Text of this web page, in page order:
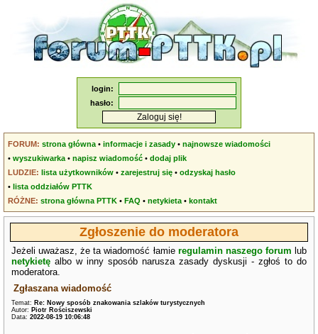
login:
hasło:
FORUM: strona główna •informacje i zasady •najnowsze wiadomości
•wyszukiwarka •napisz wiadomość •dodaj plik
LUDZIE: lista użytkowników •zarejestruj się •odzyskaj hasło
•lista oddziałów PTTK
RÓŻNE: strona główna PTTK •FAQ •netykieta •kontakt
Zgłoszenie do moderatora
Jeżeli uważasz, że ta wiadomość łamie regulamin naszego forum lub
netykietę albo w inny sposób narusza zasady dyskusji - zgłoś to do
moderatora.
Zgłaszana wiadomość
Temat: Re: Nowy sposób znakowania szlaków turystycznych
Autor: Piotr Rościszewski
Data:2022-08-19 10:06:48